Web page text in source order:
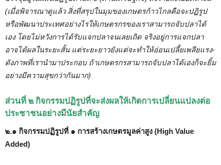
(เมื่อพิจารณาดูแล้ว สิ่งที่สรุปในมุมของเกษตรก้าวไกลคือจะปฏิรูป
หรือพัฒนาประเทศอย่างไรให้เกษตรกรของเราสามารถจับปลาได้
เอง โดยไม่หวังการได้รับแจกปลาจนเลยเถิด จริงอยู่การแจกปลา
อาจได้ผลในระยะสั้น แต่ระยะยาวยังแต่จะทำให้อ่อนเปลี้ยเพลียแรง-
ดังภาพที่เรานำมาประกอบ ถ้าเกษตรกรสามารถจับปลาได้เองก็จะยิ้ม
อย่างมีความสุขกว่ากันมาก)
ส่วนที่ ๒ กิจกรรมปฏิรูปที่จะส่งผลให้เกิดการเปลี่ยนแปลงต่อ
ประชาชนอย่างมีนัยสำคัญ
๒.๑ กิจกรรมปฏิรูปที่ ๑ การสร้างเกษตรมูลค่าสูง (High Value
Added)